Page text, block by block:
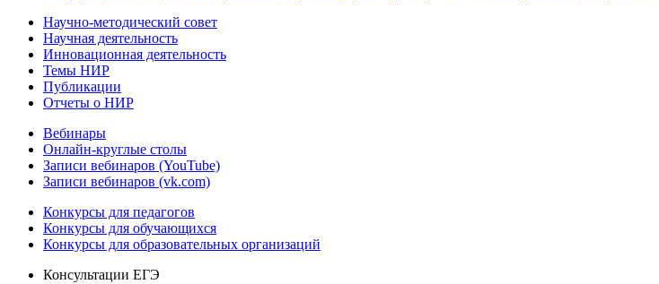
Научно-методический совет
Научная деятельность
Инновационная деятельность
Темы НИР
Публикации
Отчеты о НИР
Вебинары
Онлайн-круглые столы
Записи вебинаров (YouTube)
Записи вебинаров (vk.com)
Конкурсы для педагогов
Конкурсы для обучающихся
Конкурсы для образовательных организаций
Консультации ЕГЭ